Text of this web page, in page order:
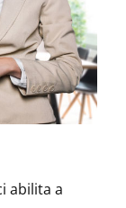
abilita a